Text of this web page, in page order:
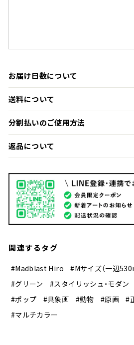
お届け日数について
送料について
分割払いのご使用方法
返品について
関連するタグ
#Madblast Hiro #Mサイズ（一辺
#グリーン
#スタイリッシュ・モダン
#ポップ
#具象画 #動物 #原画 #
#マルチカラー